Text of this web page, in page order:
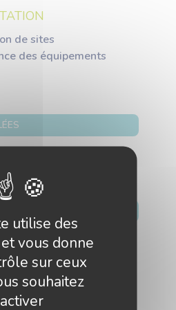
de sites
des équipements
;
,
filière des gaz
utilise des
vous donne
sur ceux
souhaitez
activer